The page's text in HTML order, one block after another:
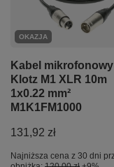
OKAZJA
Kabel mikrofonowy
Klotz M1 XLR 10m
1x0.22 mm²
M1K1FM1000
131,92 zł
Najniższa cena z 30 dni